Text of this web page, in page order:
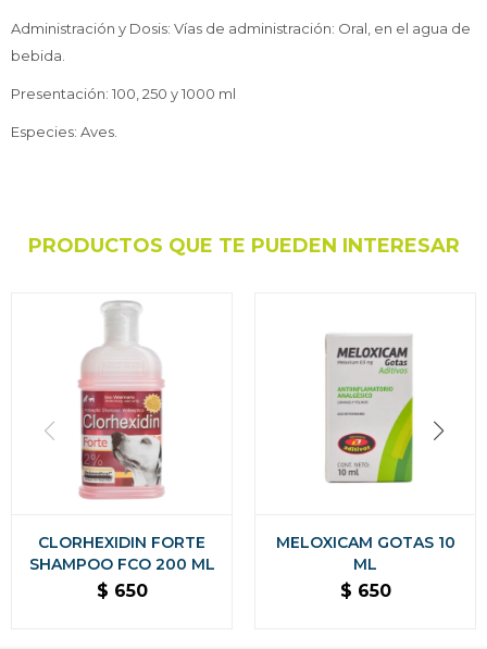
Administración y Dosis: Vías de administración: Oral, en el agua de
bebida.
Presentación: 100, 250 y 1000 ml
Especies: Aves.
PRODUCTOS QUE TE PUEDEN INTERESAR
CLORHEXIDIN FORTE
SHAMPOO FCO 200 ML
$ 650
MELOXICAM GOTAS 10
ML
$ 650